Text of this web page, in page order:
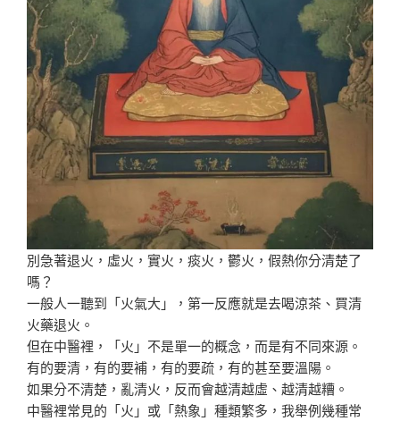
別急著退火，虛火，實火，痰火，鬱火，假熱你分清楚了
嗎？
一般人一聽到「火氣大」，第一反應就是去喝涼茶、買清
火藥退火。
但在中醫裡，「火」不是單一的概念，而是有不同來源。
有的要清，有的要補，有的要疏，有的甚至要溫陽。
如果分不清楚，亂清火，反而會越清越虛、越清越糟。
中醫裡常見的「火」或「熱象」種類繁多，我舉例幾種常